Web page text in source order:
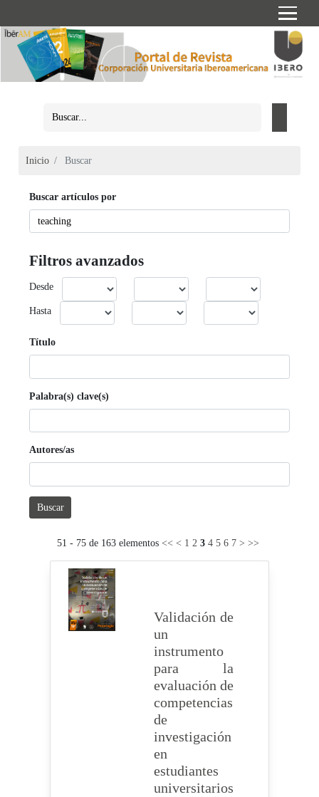
Inicio Buscar
Buscar artículos por
Filtros avanzados
Desde
Hasta
Título
Palabra(s) clave(s)
Autores/as
Buscar
51 - 75 de 163 elementos << < 1 2 3 4 5 6 7 > >>
Validación de
un
instrumento
para la
evaluación de
competencias
de
investigación
en
estudiantes
universitarios